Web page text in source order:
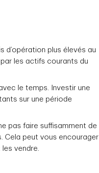
d’opération plus élevés au
les actifs courants du
le temps. Investir une
sur une période
pas faire suffisamment de
Cela peut vous encourager
vendre.